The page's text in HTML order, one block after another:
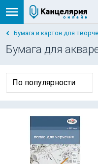
Бумага и картон для
Бумага для